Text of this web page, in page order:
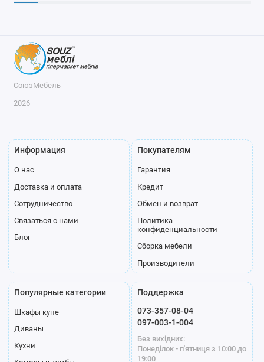
СоюзМебель
2026
Информация
О нас
Доставка и оплата
Сотрудничество
Связаться с нами
Блог
Покупателям
Гарантия
Кредит
Обмен и возврат
Политика
конфиденциальности
Сборка мебели
Производители
Популярные категории
Шкафы купе
Диваны
Кухни
Поддержка
073-357-08-04
097-003-1-004
Без вихідних:
Понеділок - п'ятниця з 10:00 до
19:00